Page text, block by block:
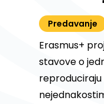
Predavanje
Erasmus+
stavove o